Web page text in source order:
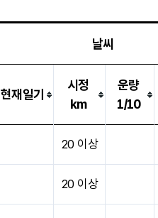
날씨
현재일기
시정
km
운량
1/10
20 이상
20 이상